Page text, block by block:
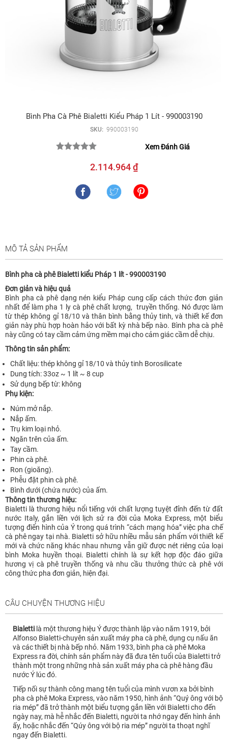
Bình Pha Cà Phê Bialetti Kiểu Pháp 1 Lít - 990003190
SKU: 990003190
Xem Đánh Giá
2.114.964 ₫
MÔ TẢ SẢN PHẨM
Bình pha cà phê Bialetti kiểu Pháp 1 lít - 990003190
Đơn giản và hiệu quả
Bình pha cà phê dạng nén kiểu Pháp cung cấp cách thức đơn giản
nhất để làm pha 1 ly cà phê chất lượng, truyền thống. Nó được làm
từ thép không gỉ 18/10 và thân bình bằng thủy tinh, và thiết kế đơn
giản này phù hợp hoàn hảo với bất kỳ nhà bếp nào. Bình pha cà phê
này cũng có tay cầm cảm ứng mềm mại cho cảm giác cầm dễ chịu.
Thông tin sản phẩm:
Chất liệu: thép không gỉ 18/10 và thủy tinh Borosilicate
Dung tích: 33oz ~ 1 lít ~ 8 cup
Sử dụng bếp từ: không
Phụ kiện:
Núm mở nắp.
Nắp ấm.
Trụ kim loại nhỏ.
Ngăn trên của ấm.
Tay cầm.
Phin cà phê.
Ron (gioăng).
Phễu đặt phin cà phê.
Bình dưới (chứa nước) của ấm.
Thông tin thương hiệu:
Bialetti là thương hiệu nổi tiếng với chất lượng tuyệt đỉnh đến từ đất
nước Italy, gắn liền với lịch sử ra đời của Moka Express, một biểu
tượng điển hình của Ý trong quá trình “cách mạng hóa” việc pha chế
cà phê ngay tại nhà. Bialetti sở hữu nhiều mẫu sản phẩm với thiết kế
mới và chức năng khác nhau nhưng vẫn giữ được nét riêng của loại
bình Moka huyền thoại. Bialetti chính là sự kết hợp độc đáo giữa
hương vị cà phê truyền thống và nhu cầu thưởng thức cà phê với
công thức pha đơn giản, hiện đại.
CÂU CHUYỆN THƯƠNG HIỆU
Bialetti là một thương hiệu Ý được thành lập vào năm 1919, bởi
Alfonso Bialetti-chuyên sản xuất máy pha cà phê, dụng cụ nấu ăn
và các thiết bị nhà bếp nhỏ. Năm 1933, bình pha cà phê Moka
Express ra đời, chính sản phẩm này đã đưa tên tuổi của Bialetti trở
thành một trong những nhà sản xuất máy pha cà phê hàng đầu
nước Ý lúc đó.
Tiếp nối sự thành công mang tên tuổi của mình vươn xa bởi bình
pha cà phê Moka Express, vào năm 1950, hình ảnh “Quý ông với bộ
ria mép” đã trở thành một biểu tượng gắn liền với Bialetti cho đến
ngày nay, mà hễ nhắc đến Bialetti, người ta nhớ ngay đến hình ảnh
ấy, hoặc nhắc đến “Qúy ông với bộ ria mép” người ta thoạt nghĩ
ngay đến Bialetti.